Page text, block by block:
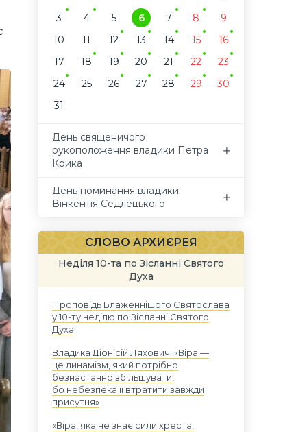
3
4 5 6 7 8
9
10
11 12 13 14 15
16
17
18 19 20 21 22
23
24
25 26 27 28 29
30
31
День священичого
рукоположення владики Петра
Крика
День поминання владики
Вінкентія Седлецького
СЛОВО АРХИЄРЕЯ
Неділя 10-та по Зісланні Святого
Духа
Проповідь Блаженнішого Святослава
у 10-ту неділю по Зісланні Святого
Духа
Владика Діонісій Ляхович: «Віра —
це динамізм, який потрібно
безнастанно збільшувати,
бо небезпека її втратити завжди
присутня»
«Віра, яка не знає сили хреста,